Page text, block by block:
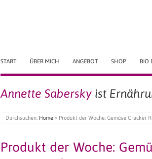
START ÜBER MICH ANGEBOT SHOP BIO
Annette Sabersky ist
Durchsuchen: Home » Produkt der Woche: Gemüse Cracker
Produkt der Woche: